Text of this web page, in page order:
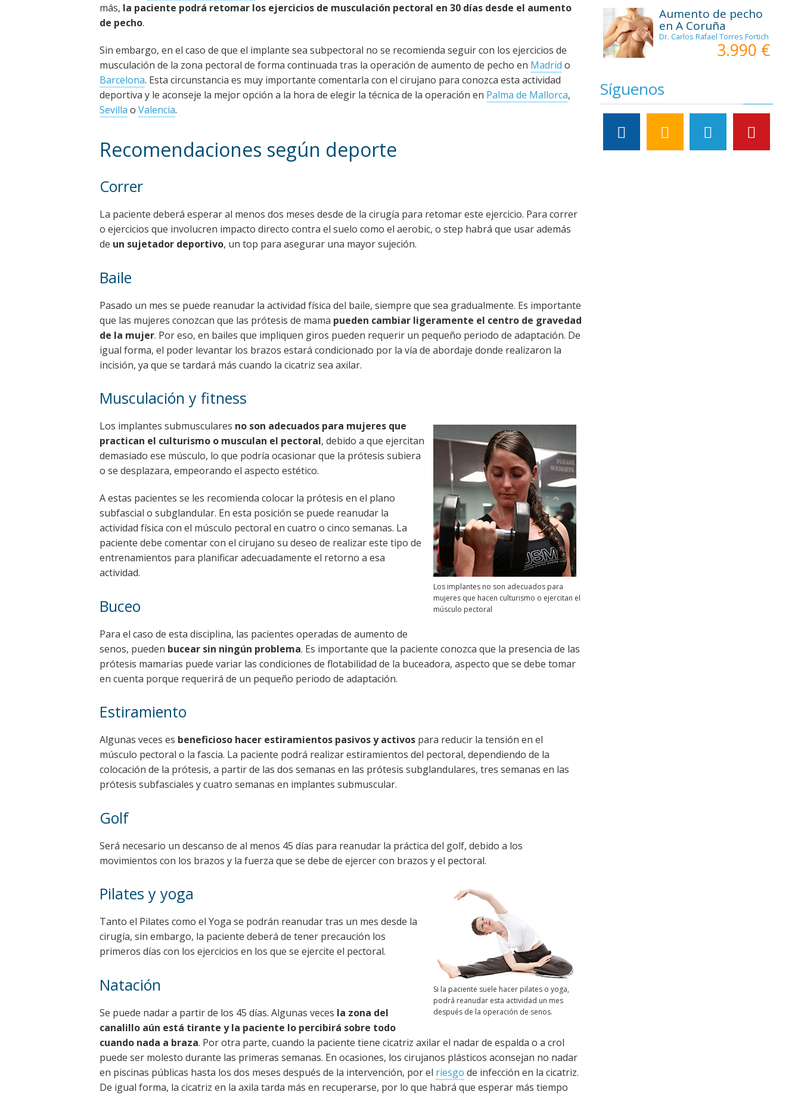
más, la paciente podrá retomar los ejercicios de musculación pectoral en 30 días desde el aumento
de pecho.
Sin embargo, en el caso de que el implante sea subpectoral no se recomienda seguir con los ejercicios de
musculación de la zona pectoral de forma continuada tras la operación de aumento de pecho en Madrid o
Barcelona. Esta circunstancia es muy importante comentarla con el cirujano para conozca esta actividad
deportiva y le aconseje la mejor opción a la hora de elegir la técnica de la operación en Palma de Mallorca,
Sevilla o Valencia.
Recomendaciones según deporte
Correr
La paciente deberá esperar al menos dos meses desde de la cirugía para retomar este ejercicio. Para correr
o ejercicios que involucren impacto directo contra el suelo como el aerobic, o step habrá que usar además
de un sujetador deportivo, un top para asegurar una mayor sujeción.
Baile
Pasado un mes se puede reanudar la actividad física del baile, siempre que sea gradualmente. Es importante
que las mujeres conozcan que las prótesis de mama pueden cambiar ligeramente el centro de gravedad
de la mujer. Por eso, en bailes que impliquen giros pueden requerir un pequeño periodo de adaptación. De
igual forma, el poder levantar los brazos estará condicionado por la vía de abordaje donde realizaron la
incisión, ya que se tardará más cuando la cicatriz sea axilar.
Musculación y fitness
Los implantes no son adecuados para
mujeres que hacen culturismo o ejercitan el
músculo pectoral
Los implantes submusculares no son adecuados para mujeres que
practican el culturismo o musculan el pectoral, debido a que ejercitan
demasiado ese músculo, lo que podría ocasionar que la prótesis subiera
o se desplazara, empeorando el aspecto estético.
A estas pacientes se les recomienda colocar la prótesis en el plano
subfascial o subglandular. En esta posición se puede reanudar la
actividad física con el músculo pectoral en cuatro o cinco semanas. La
paciente debe comentar con el cirujano su deseo de realizar este tipo de
entrenamientos para planificar adecuadamente el retorno a esa
actividad.
Buceo
Para el caso de esta disciplina, las pacientes operadas de aumento de
senos, pueden bucear sin ningún problema. Es importante que la paciente conozca que la presencia de las
prótesis mamarias puede variar las condiciones de flotabilidad de la buceadora, aspecto que se debe tomar
en cuenta porque requerirá de un pequeño periodo de adaptación.
Estiramiento
Algunas veces es beneficioso hacer estiramientos pasivos y activos para reducir la tensión en el
músculo pectoral o la fascia. La paciente podrá realizar estiramientos del pectoral, dependiendo de la
colocación de la prótesis, a partir de las dos semanas en las prótesis subglandulares, tres semanas en las
prótesis subfasciales y cuatro semanas en implantes submuscular.
Golf
Será necesario un descanso de al menos 45 días para reanudar la práctica del golf, debido a los
movimientos con los brazos y la fuerza que se debe de ejercer con brazos y el pectoral.
Si la paciente suele hacer pilates o yoga,
podrá reanudar esta actividad un mes
después de la operación de senos.
Pilates y yoga
Tanto el Pilates como el Yoga se podrán reanudar tras un mes desde la
cirugía, sin embargo, la paciente deberá de tener precaución los
primeros días con los ejercicios en los que se ejercite el pectoral.
Natación
Se puede nadar a partir de los 45 días. Algunas veces la zona del
canalillo aún está tirante y la paciente lo percibirá sobre todo
cuando nada a braza. Por otra parte, cuando la paciente tiene cicatriz axilar el nadar de espalda o a crol
puede ser molesto durante las primeras semanas. En ocasiones, los cirujanos plásticos aconsejan no nadar
en piscinas públicas hasta los dos meses después de la intervención, por el riesgo de infección en la cicatriz.
De igual forma, la cicatriz en la axila tarda más en recuperarse, por lo que habrá que esperar más tiempo
Aumento de pecho
en A Coruña
Dr. Carlos Rafael Torres Fortich
3.990 €
Síguenos